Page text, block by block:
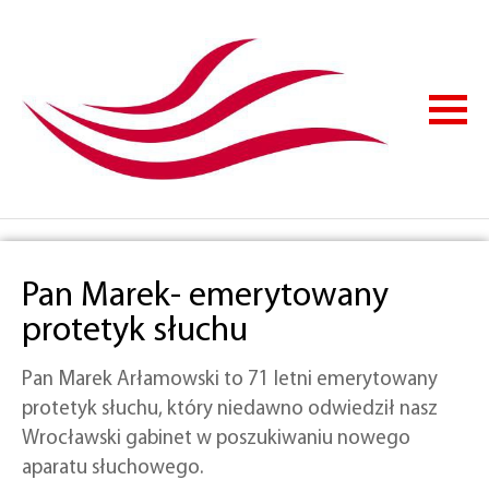
Pan Marek- emerytowany
protetyk słuchu
Pan Marek Arłamowski to 71 letni emerytowany
protetyk słuchu, który niedawno odwiedził nasz
Wrocławski gabinet w poszukiwaniu nowego
aparatu słuchowego.